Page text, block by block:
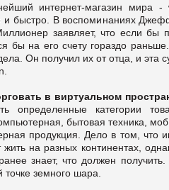
интернет-магазин мира
и быстро. В воспоминаниях
заявляет, что если бы
бы на его счету гораздо
Он получил их от отца, и
в виртуальном
определенные категории
бытовая техника,
продукция. Дело в том, что
жить на разных континентах,
знает, что должен
земного шара.